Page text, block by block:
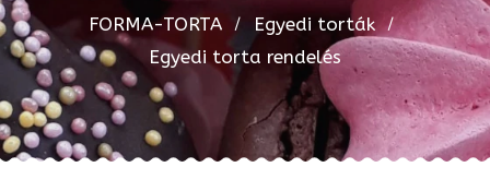
FORMA-TORTA
Egyedi torták
Egyedi torta rendelés